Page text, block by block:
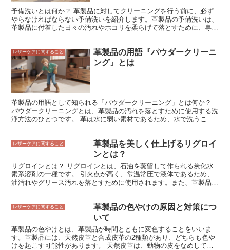
予備洗いとは何か？ 革製品に対してクリーニングを行う前に、必ず
やらなければならない予備洗いを紹介します。革製品の予備洗いは、
革製品に付着した日々の汚れやホコリを柔らげて落とすために、専用
ショナーを使用して革製品の乾燥・劣化を防ぎましょう。専用コンデ
ィショナーは、革製品の表面に薄く塗布し、布で拭き取ります。革製
品の予備洗いは、革製品を長く愛用するために欠かせないケア方法で
す。
レザーケアに関すること
革製品の用語『パウダークリーニ
ング』とは
革製品の用語として知られる「パウダークリーニング」とは何か？
パウダークリーニングとは、革製品の汚れを落とすために使用する洗
浄方法のひとつです。 革は水に弱い素材であるため、水で洗うこと
レザーケアに関すること
革製品を美しく仕上げるリグロイ
ンとは？
リグロインとは？ リグロインとは、石油を蒸留して作られる炭化水
素系溶剤の一種です。 引火点が高く、常温常圧で液体であるため、
油汚れやグリース汚れを落とすために使用されます。また、革製品の
剤の一種です。引火点が高く、常温常圧で液体であるため、油汚れや
グリース汚れを落とすために使用されます。また、革製品の洗浄や仕
上げにも使用され、革に光沢を与え、防水効果を高める効果がありま
す。
レザーケアに関すること
革製品の色やけの原因と対策につ
いて
革製品の色やけとは、革製品が時間とともに変色することをいいま
す。革製品には、天然皮革と合成皮革の2種類があり、どちらも色や
けを起こす可能性があります。 天然皮革は、動物の皮をなめして作